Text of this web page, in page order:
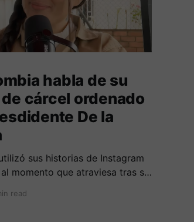
habla de su
cárcel ordenado
De la
sus historias de Instagram
momento que atraviesa tras su
read